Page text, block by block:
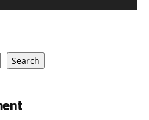
Search